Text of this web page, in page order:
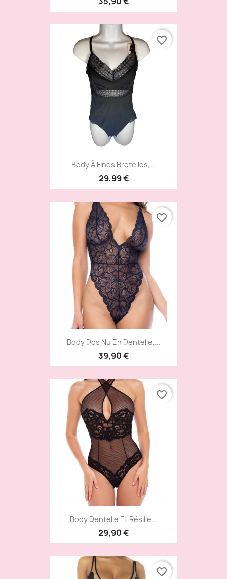
Body À Fines Bretelles,...
29,99 €
favorite_border
Body Dos Nu En Dentelle,...
39,90 €
favorite_border
Body Dentelle Et Résille...
29,90 €
favorite_border
favorite_border